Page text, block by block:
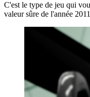
C'est le type de jeu qui
valeur sûre de l'année